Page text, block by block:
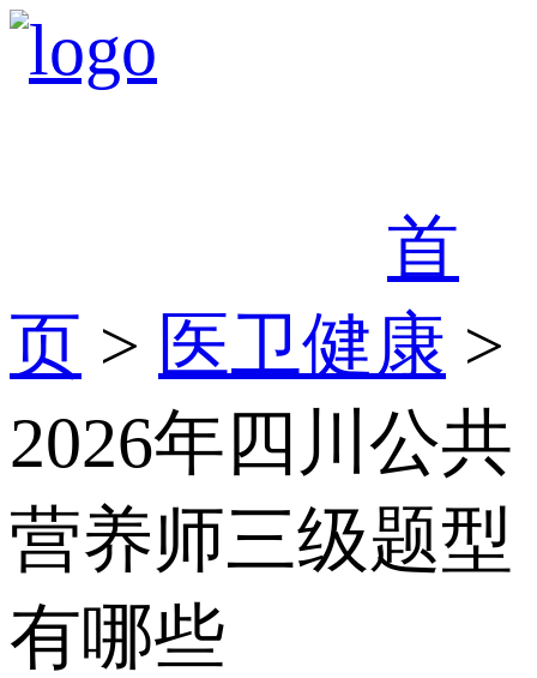
首
页 > 医卫健康 >
2026年四川公共
营养师三级题型
有哪些